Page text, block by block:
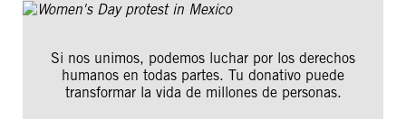
Si nos unimos, podemos luchar por los derechos
humanos en todas partes. Tu donativo puede
transformar la vida de millones de personas.